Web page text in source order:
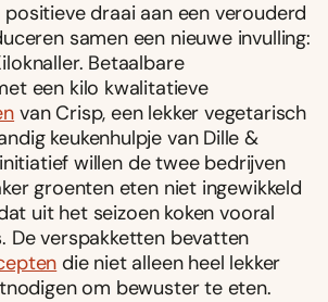
draai aan een verouderd
samen een nieuwe invulling:
Betaalbare
een kilo kwalitatieve
van Crisp, een lekker vegetarisch
keukenhulpje van Dille &
willen de twee bedrijven
groenten eten niet ingewikkeld
uit het seizoen koken vooral
De verspakketten bevatten
die niet alleen heel lekker
om bewuster te eten.